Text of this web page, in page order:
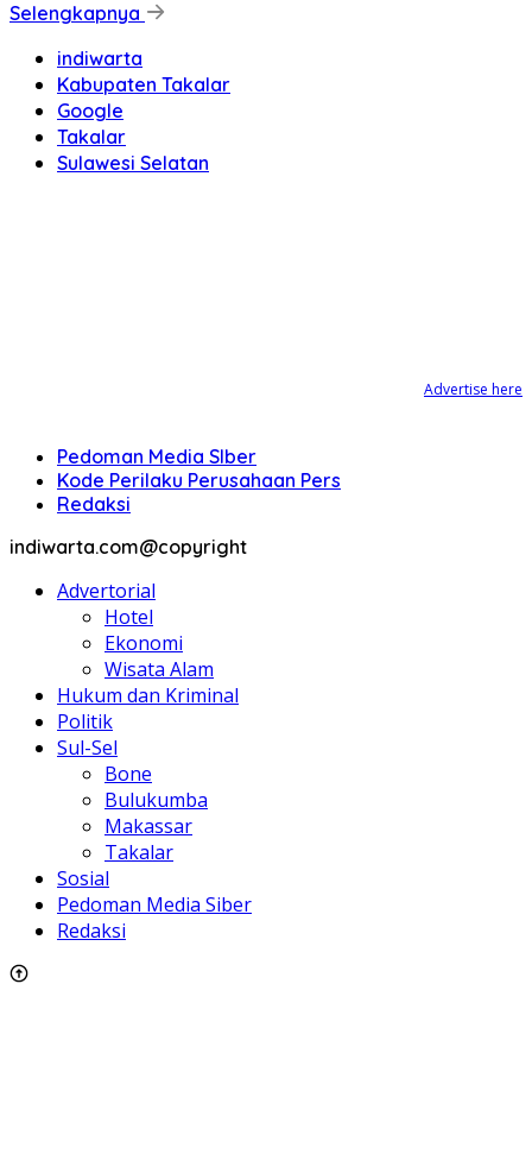
Selengkapnya
indiwarta
Kabupaten Takalar
Google
Takalar
Sulawesi Selatan
Advertise here
Pedoman Media SIber
Kode Perilaku Perusahaan Pers
Redaksi
indiwarta.com@copyright
Advertorial
Hotel
Ekonomi
Wisata Alam
Hukum dan Kriminal
Politik
Sul-Sel
Bone
Bulukumba
Makassar
Takalar
Sosial
Pedoman Media Siber
Redaksi